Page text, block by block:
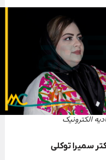
الکترونیک
سمیرا توکلی